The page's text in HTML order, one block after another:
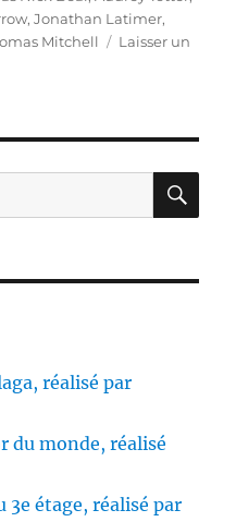
,Jonathan Latimer,
Mitchell
Laisser un
réalisé par
du monde, réalisé
3e étage, réalisé par